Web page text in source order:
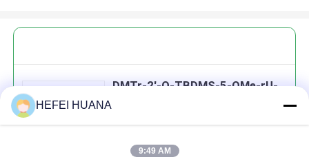
DMTr-2'-O-TBDMS-5-OMe-rU-
HEFEI HUANA
9:49 AM